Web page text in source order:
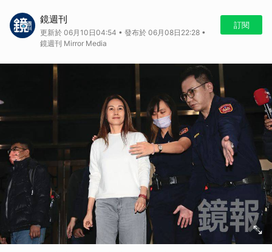
鏡週刊
更新於 06月10日04:54 • 發布於 06月08日22:28 •
鏡週刊 Mirror Media
訂閱